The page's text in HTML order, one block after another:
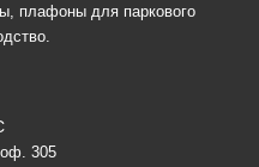
плафоны для паркового
305